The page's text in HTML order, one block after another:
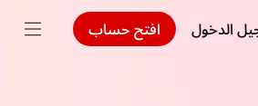
الدخول افتح حساب